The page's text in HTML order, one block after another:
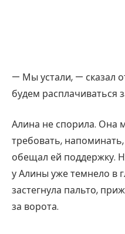
— Мы устали, — сказал
будем расплачиваться
Алина не спорила. Она
требовать,
обещал ей поддержку.
у Алины уже темнело в
застегнула пальто,
за ворота.